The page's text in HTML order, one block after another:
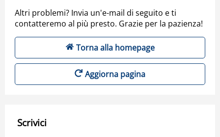
Altri problemi? Invia un'e-mail di seguito e ti
contatteremo al più presto. Grazie per la pazienza!
Torna alla homepage
Aggiorna pagina
Scrivici